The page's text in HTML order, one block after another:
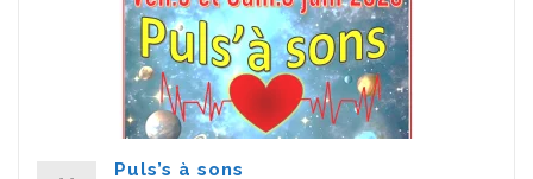
Puls’s à sons